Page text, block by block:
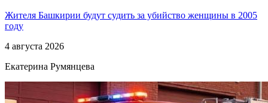
Жителя Башкирии будут судить за убийство женщины в 2005
году
4 августа 2026
Екатерина Румянцева